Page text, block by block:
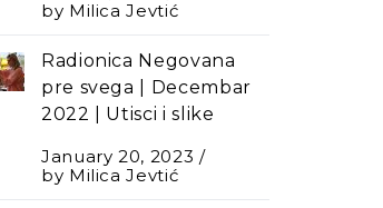
by Milica Jevtić
Radionica Negovana
pre svega | Decembar
2022 | Utisci i slike
January 20, 2023
by Milica Jevtić